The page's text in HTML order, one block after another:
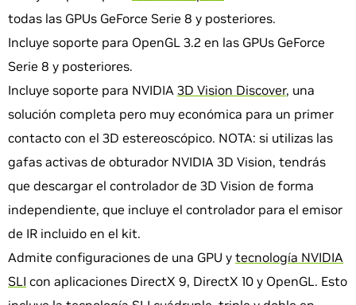
todas las GPUs GeForce Serie 8 y posteriores.
Incluye soporte para OpenGL 3.2 en las GPUs GeForce
Serie 8 y posteriores.
Incluye soporte para NVIDIA 3D Vision Discover, una
solución completa pero muy económica para un primer
contacto con el 3D estereoscópico. NOTA: si utilizas las
gafas activas de obturador NVIDIA 3D Vision, tendrás
que descargar el controlador de 3D Vision de forma
independiente, que incluye el controlador para el emisor
de IR incluido en el kit.
Admite configuraciones de una GPU y tecnología NVIDIA
SLI con aplicaciones DirectX 9, DirectX 10 y OpenGL. Esto